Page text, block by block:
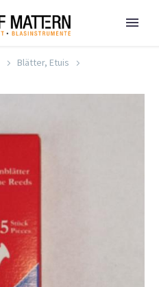
Blätter, Etuis